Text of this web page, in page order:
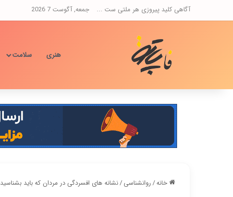
آگاهی کلید پیروزی هر ملتی ست ... جمعه, آگوست 7 2026
هنری سلامت
خانه/روانشناسی/نشانه های افسردگی در مردان که باید بشناسید